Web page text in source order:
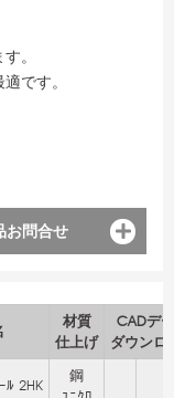
。
です。
お問合せ
材質
仕上げ
CADデ
ダウンロ
ﾙ 2HK
鋼